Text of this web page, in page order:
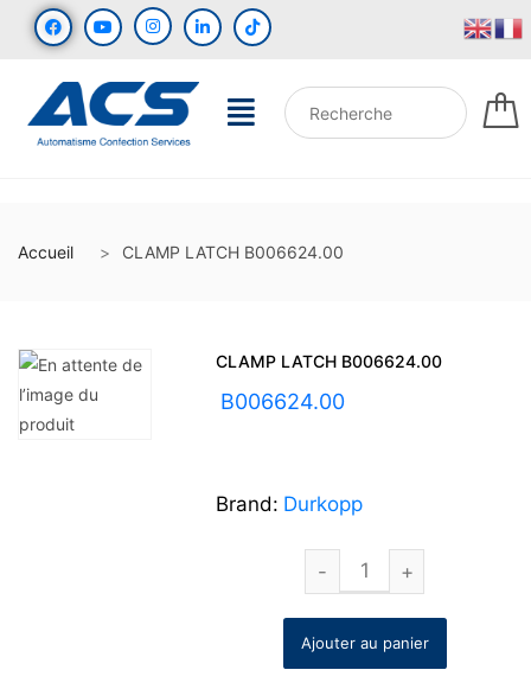
Accueil CLAMP LATCH B006624.00
CLAMP LATCH B006624.00
B006624.00
Brand: Durkopp
Ajouter au panier